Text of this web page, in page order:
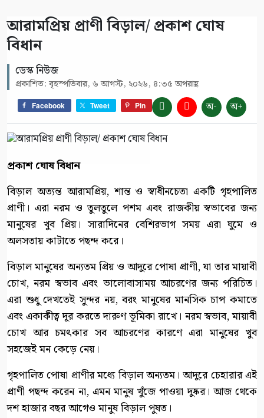
আরামপ্রিয় প্রাণী বিড়াল/ প্রকাশ ঘোষ
বিধান
ডেস্ক নিউজ
প্রকাশিত: বৃহস্পতিবার, ৬ আগস্ট, ২০২৬, ৪:৩৫ অপরাহ্ণ
Facebook Tweet Pin অ- অ+
প্রকাশ ঘোষ বিধান
বিড়াল অত্যন্ত আরামপ্রিয়, শান্ত ও স্বাধীনচেতা একটি গৃহপালিত
প্রাণী। এরা নরম ও তুলতুলে পশম এবং রাজকীয় স্বভাবের জন্য
মানুষের খুব প্রিয়। সারাদিনের বেশিরভাগ সময় এরা ঘুমে ও
অলসতায় কাটাতে পছন্দ করে।
বিড়াল মানুষের অন্যতম প্রিয় ও আদুরে পোষা প্রাণী, যা তার মায়াবী
চোখ, নরম স্বভাব এবং ভালোবাসাময় আচরণের জন্য পরিচিত।
এরা শুধু দেখতেই সুন্দর নয়, বরং মানুষের মানসিক চাপ কমাতে
এবং একাকীত্ব দূর করতে দারুণ ভূমিকা রাখে। নরম স্বভাব, মায়াবী
চোখ আর চমৎকার সব আচরণের কারণে এরা মানুষের খুব
সহজেই মন কেড়ে নেয়।
গৃহপালিত পোষা প্রাণীর মধ্যে বিড়াল অন্যতম। আদুরে চেহারার এই
প্রাণী পছন্দ করেন না, এমন মানুষ খুঁজে পাওয়া দুষ্কর। আজ থেকে
দশ হাজার বছর আগেও মানুষ বিড়াল পুষত।